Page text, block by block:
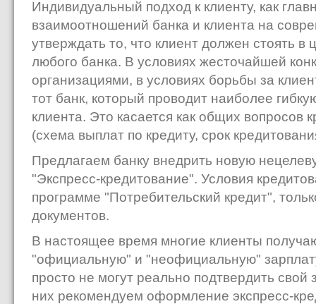
Индивидуальный подход к клиенту, как
взаимоотношений банка и клиента на
утверждать то, что клиент должен стоять в
любого банка. В условиях жесточайшей
организациями, в условиях борьбы за
тот банк, который проводит наиболее
клиента. Это касается как общих вопросов
(схема выплат по кредиту, срок
Предлагаем банку внедрить новую
"Экспресс-кредитование". Условия
программе "Потребительский кредит",
документов.
В настоящее время многие клиенты
"официальную" и "неофициальную"
просто не могут реально подтвердить
них рекомендуем оформление экспресс-